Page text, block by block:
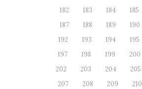
182
183 184 185
187
188 189 190
192
193 194 195
197
198 199 200
202
203 204 205
207
208 209 210